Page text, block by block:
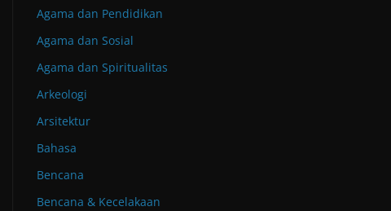
Agama dan Pendidikan
Agama dan Sosial
Agama dan Spiritualitas
Arkeologi
Arsitektur
Bahasa
Bencana
Bencana & Kecelakaan